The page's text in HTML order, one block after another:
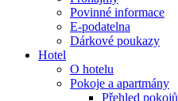
Povinné informace
E-podatelna
Dárkové poukazy
Hotel
O hotelu
Pokoje a apartmány
Přehled pokojů